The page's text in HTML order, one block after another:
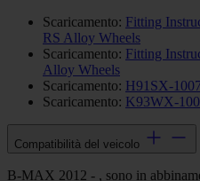
Scaricamento: Fitting
RS Alloy Wheels
Scaricamento: Fitting
Alloy Wheels
Scaricamento: H91SX-
Scaricamento: K93WX-
Compatibilità del veicolo
B-MAX 2012 - , sono in